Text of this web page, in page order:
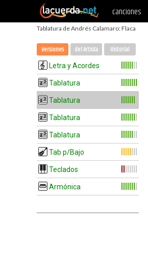
canciones
Tablatura de Andrés Calamaro: Flaca
Versiones del Artista Historial
Letra y Acordes
Tablatura
Tablatura
Tablatura
Tablatura
Tab p/Bajo
Teclados
Armónica